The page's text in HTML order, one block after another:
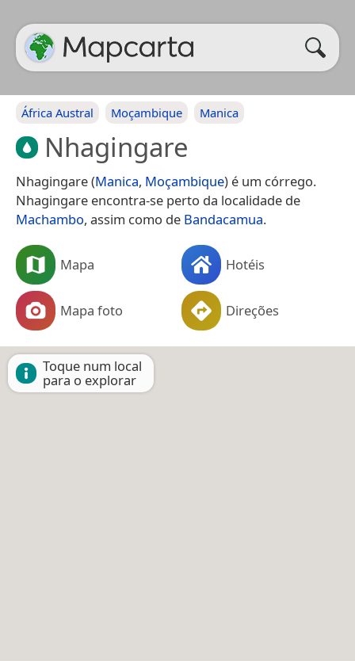
África Austral Moçambique Manica
Nhagingare
Nhagingare (Manica, Moçambique) é um córrego.
Nhagingare encontra-se perto da localidade de
Machambo, assim como de Bandacamua.
Mapa Hotéis
Mapa foto Direções
Toque num local
para o explorar